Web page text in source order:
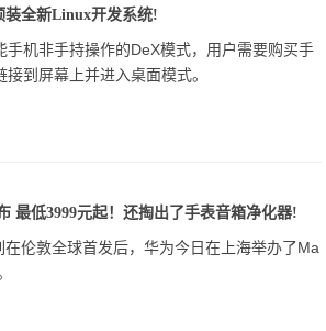
装全新Linux开发系统!
手机非手持操作的DeX模式，用户需要购买手
到屏幕上并进入桌面模式。
最低3999元起！还掏出了手表音箱净化器!
伦敦全球首发后，华为今日在上海举办了Ma